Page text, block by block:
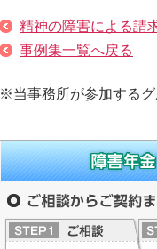
精神の障害による請
事例集一覧へ戻る
※当事務所が参加する
障害年金（受給要件、申
険労務士事務所へ
ご相談からご契約までの流